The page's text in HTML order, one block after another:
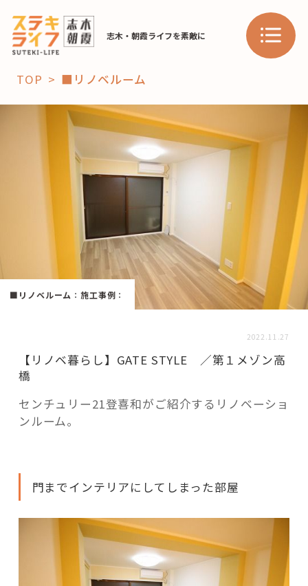
志木・朝霞ライフを素敵に
「コト」
暮らし
おすすめ
スポット 学び・教育
「場」
HAREL HAREL
活用事例
「モノ」
fleXe リノベ事例
コーディネーター紹介
TOP ■リノベルーム
■リノベルーム ：施工事例 ：
2022.11.27
【リノベ暮らし】GATE STYLE ／第１メゾン高
橋
センチュリー21登喜和がご紹介するリノベーショ
ンルーム。
門までインテリアにしてしまった部屋